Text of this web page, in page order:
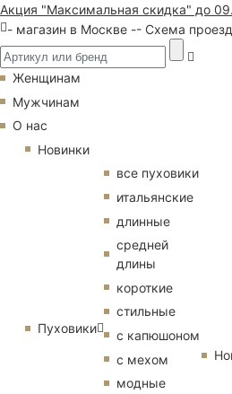
Акция "Максимальная скидка" до
- магазин в Москве -- Схема
Женщинам
Мужчинам
О нас
Новинки
Пуховики
все пуховики
итальянские
длинные
средней
длины
короткие
стильные
с капюшоном
с мехом
модные